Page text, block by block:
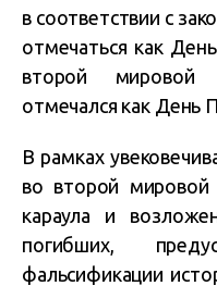
в соответствии с
отмечаться как
второй мировой
отмечался как День
В рамках
во второй
караула и
погибших,
фальсификации